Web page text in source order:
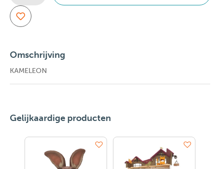
Omschrijving
KAMELEON
Gelijkaardige producten